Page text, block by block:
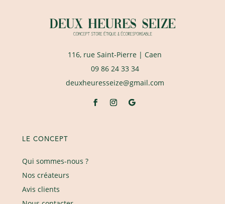
116, rue Saint-Pierre | Caen
09 86 24 33 34
deuxheuresseize@gmail.com
LE CONCEPT
Qui sommes-nous ?
Nos créateurs
Avis clients